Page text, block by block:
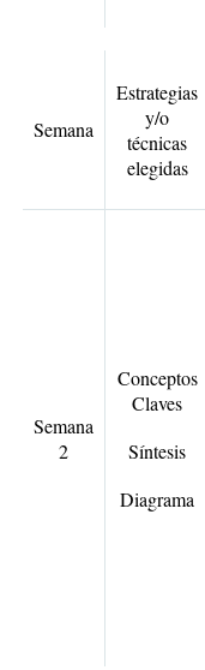
Semana
Estrategias
y/o
técnicas
elegidas
Semana
2
Conceptos
Claves
Síntesis
Diagrama